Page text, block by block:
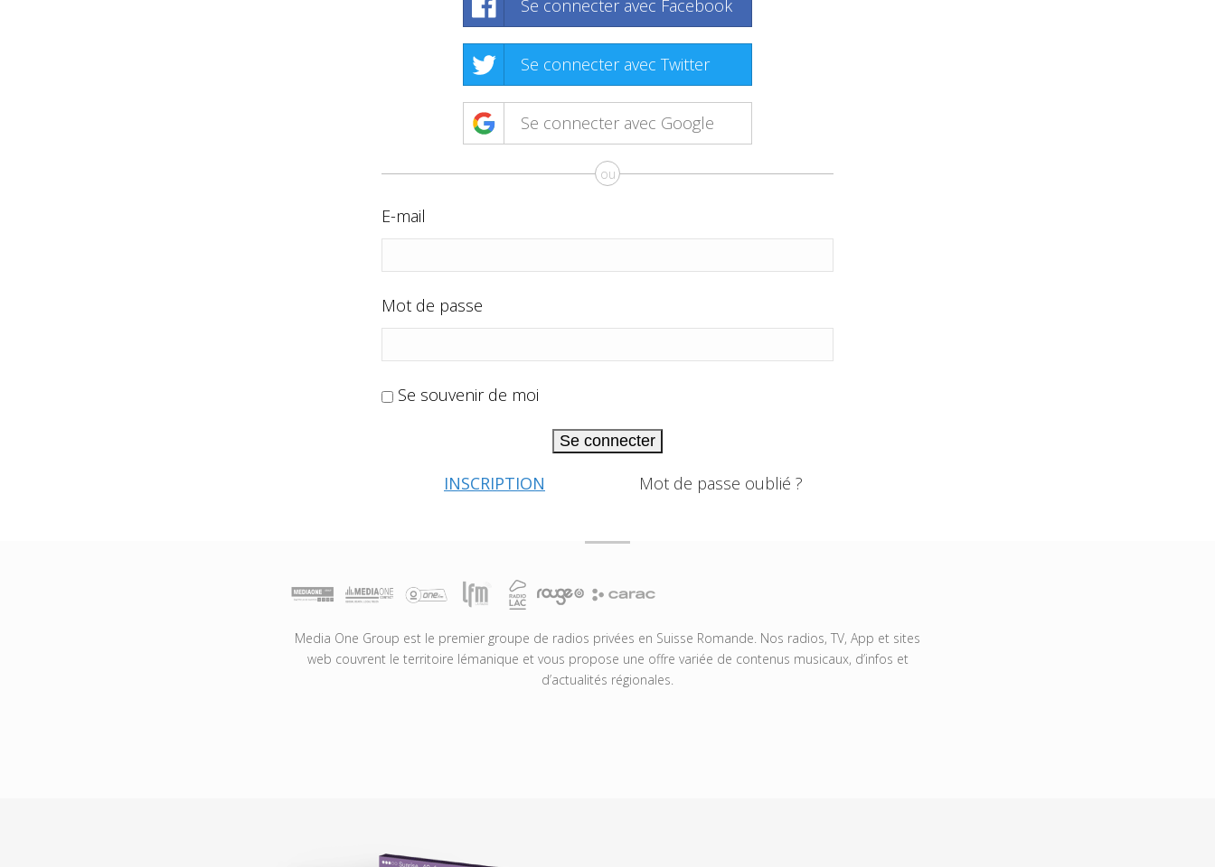
Se connecter avec Facebook
Se connecter avec Twitter
Se connecter avec Google
ou
E-mail
Mot de passe
Se souvenir de moi
Se connecter
INSCRIPTION Mot de passe oublié ?
Media One Group est le premier groupe de radios privées en Suisse Romande. Nos radios, TV, App et sites
web couvrent le territoire lémanique et vous propose une offre variée de contenus musicaux, d’infos et
d’actualités régionales.